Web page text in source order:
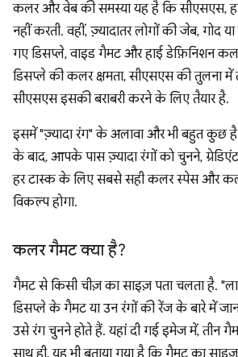
कलर और वेब की समस्या यह है कि सीएसएस,
नहीं करती. वहीं, ज़्यादातर लोगों की जेब, गोद या
गए डिसप्ले, वाइड गैमट और हाई डेफ़िनिशन
डिसप्ले की कलर क्षमता, सीएसएस की तुलना
सीएसएस इसकी बराबरी करने के लिए तैयार है.
इसमें "ज़्यादा रंग" के अलावा और भी बहुत कुछ
के बाद, आपके पास ज़्यादा रंगों को चुनने,
हर टास्क के लिए सबसे सही कलर स्पेस और
विकल्प होगा.
कलर गैमट क्या है?
गैमट से किसी चीज़ का साइज़ पता चलता है.
डिसप्ले के गैमट या उन रंगों की रेंज के बारे में
उसे रंग चुनने होते हैं. यहां दी गई इमेज में, तीन